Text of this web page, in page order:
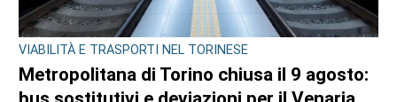
VIABILITÀ E TRASPORTI NEL TORINESE
Metropolitana di Torino chiusa il 9 agosto: